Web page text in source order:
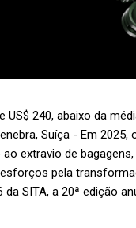
240, abaixo da
Suíça - Em
extravio de
pela
da SITA, a 20ª